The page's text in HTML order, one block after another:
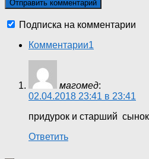
Подписка на комментарии
Комментарии1
магомед:
02.04.2018 23:41 в 23:41
придурок и старший
Ответить